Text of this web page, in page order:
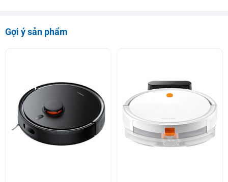
Gợi ý sản phẩm